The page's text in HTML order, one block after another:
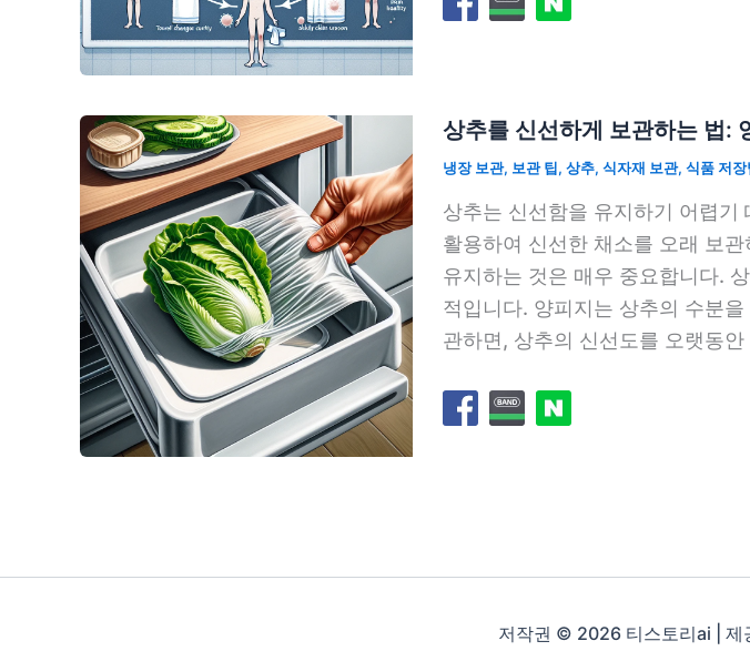
상추를 신선하게 보관하는 법:
냉장 보관, 보관 팁, 상추, 식자재 보관, 식품 저장
상추는 신선함을 유지하기 어렵
활용하여 신선한 채소를 오래 보
유지하는 것은 매우 중요합니다.
적입니다. 양피지는 상추의 수분
관하면, 상추의 신선도를 오랫동안
저작권 © 2026 티스토리ai | 제